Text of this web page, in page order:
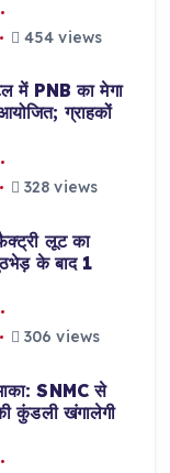
454 views
में PNB का मेगा
ग्राहकों
328 views
लूट का
के बाद 1
306 views
SNMC से
कुंडली खंगालेगी